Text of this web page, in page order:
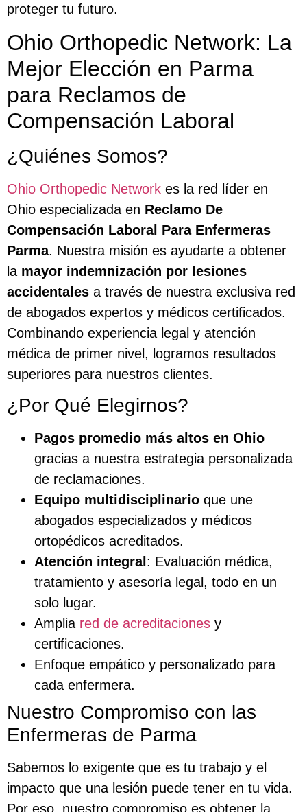
proteger tu futuro.
Ohio Orthopedic Network: La
Mejor Elección en Parma
para Reclamos de
Compensación Laboral
¿Quiénes Somos?
Ohio Orthopedic Network es la red líder en
Ohio especializada en Reclamo De
Compensación Laboral Para Enfermeras
Parma. Nuestra misión es ayudarte a obtener
la mayor indemnización por lesiones
accidentales a través de nuestra exclusiva red
de abogados expertos y médicos certificados.
Combinando experiencia legal y atención
médica de primer nivel, logramos resultados
superiores para nuestros clientes.
¿Por Qué Elegirnos?
Pagos promedio más altos en Ohio
gracias a nuestra estrategia personalizada
de reclamaciones.
Equipo multidisciplinario que une
abogados especializados y médicos
ortopédicos acreditados.
Atención integral : Evaluación médica,
tratamiento y asesoría legal, todo en un
solo lugar.
Amplia red de acreditaciones y
certificaciones.
Enfoque empático y personalizado para
cada enfermera.
Nuestro Compromiso con las
Enfermeras de Parma
Sabemos lo exigente que es tu trabajo y el
impacto que una lesión puede tener en tu vida.
Por eso, nuestro compromiso es obtener la